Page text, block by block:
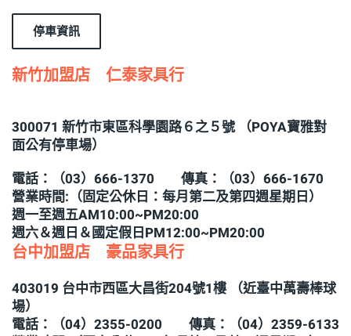
停車資訊
新竹加盟店 仁泰家具行
300071 新竹市東區科學園路６之５號 （POYA寶雅對
面公有停車場）
電話：（03）666-1370 傳真：（03）666-1670
營業時間:（固定公休日：每月第二及第四週星期日）
週一至週五AM10:00~PM20:00
週六＆週日＆國定假日PM12:00~PM20:00
台中加盟店 豪品家具行
403019 台中市西區大昌街204號1樓 （近臺中萬壽棒球
場）
電話：（04）2355-0200 傳真：（04）2359-6133